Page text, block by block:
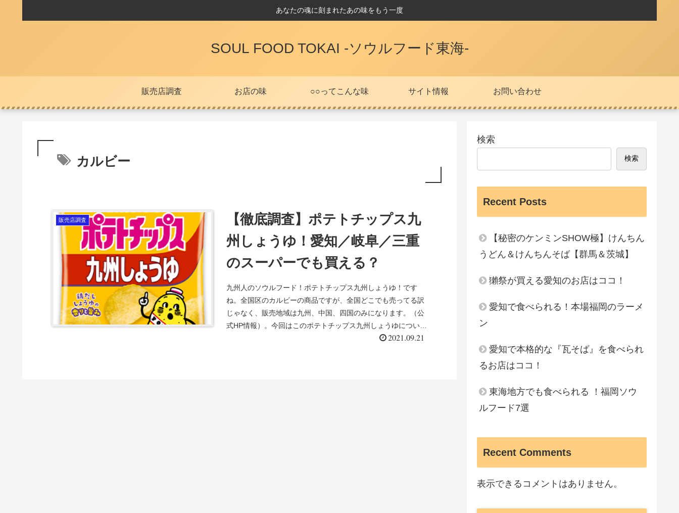
あなたの魂に刻まれたあの味をもう一度
SOUL FOOD TOKAI -ソウルフード東海-
販売店調査 お店の味 ○○ってこんな味 サイト情報 お問い合わせ
カルビー
販売店調査
【徹底調査】ポテトチップス九
州しょうゆ！愛知／岐阜／三重
のスーパーでも買える？
九州人のソウルフード！ポテトチップス九州しょうゆ！です
ね。全国区のカルビーの商品ですが、全国どこでも売ってる訳
じゃなく、販売地域は九州、中国、四国のみになります。（公
式HP情報）。今回はこのポテトチップス九州しょうゆについ
2021.09.21
検索
検索
Recent Posts
【秘密のケンミンSHOW極】けんちん
うどん＆けんちんそば【群馬＆茨城】
獺祭が買える愛知のお店はココ！
愛知で食べられる！本場福岡のラーメ
ン
愛知で本格的な『瓦そば』を食べられ
るお店はココ！
東海地方でも食べられる ！福岡ソウ
ルフード7選
Recent Comments
表示できるコメントはありません。